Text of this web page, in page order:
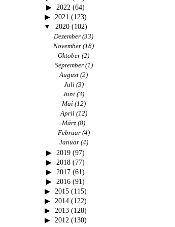
2022 (64)
2021 (123)
2020 (102)
Dezember (33)
November (18)
Oktober (2)
September(1)
August (2)
Juli(3)
Juni (3)
Mai(12)
April(12)
März (8)
Februar(4)
Januar(4)
2019 (97)
2018 (77)
2017 (61)
2016 (91)
2015(115)
2014(122)
2013(128)
2012 (130)